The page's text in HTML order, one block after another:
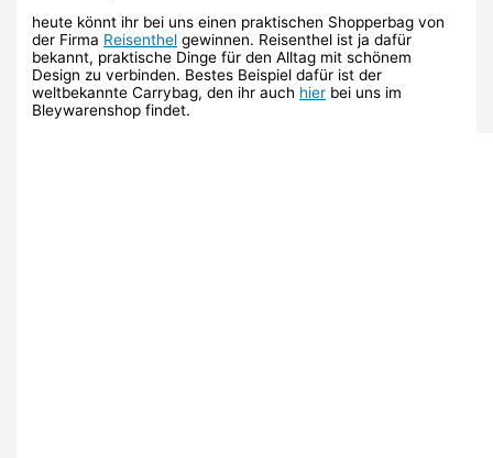
heute könnt ihr bei uns einen praktischen Shopperbag von
der Firma Reisenthel gewinnen. Reisenthel ist ja dafür
bekannt, praktische Dinge für den Alltag mit schönem
Design zu verbinden. Bestes Beispiel dafür ist der
weltbekannte Carrybag, den ihr auch hier bei uns im
Bleywarenshop findet.